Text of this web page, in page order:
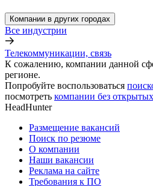
Компании в других городах
Все индустрии
Телекоммуникации, связь
К сожалению, компании данной
регионе.
Попробуйте воспользоваться
посмотреть компании без
HeadHunter
Размещение вакансий
Поиск по резюме
О компании
Наши вакансии
Реклама на сайте
Требования к ПО